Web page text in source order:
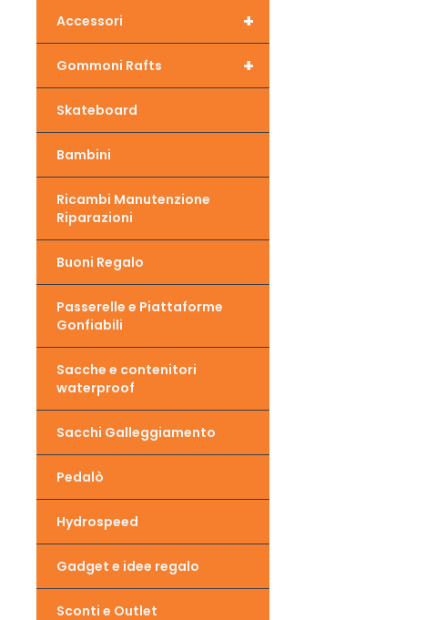
+
Accessori
+
Gommoni Rafts
Skateboard
Bambini
Ricambi Manutenzione
Riparazioni
Buoni Regalo
Passerelle e Piattaforme
Gonfiabili
Sacche e contenitori
waterproof
Sacchi Galleggiamento
Pedalò
Hydrospeed
Gadget e idee regalo
Sconti e Outlet